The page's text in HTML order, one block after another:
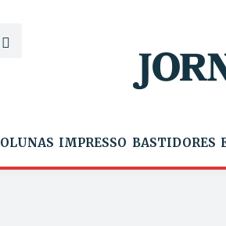
IMPRESSO BASTIDORES